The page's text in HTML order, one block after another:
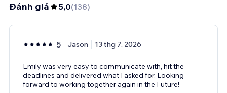
Đánh giá 5,0(138)
5 Jason 13 thg 7, 2026
Emily was very easy to communicate with, hit the
deadlines and delivered what I asked for. Looking
forward to working together again in the Future!